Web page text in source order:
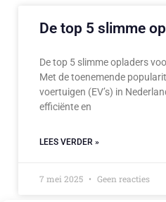
De top 5 slimme
De top 5 slimme opladers
Met de toenemende
voertuigen (EV’s) in
efficiënte en
LEES VERDER »
7 mei 2025 Geen reacties